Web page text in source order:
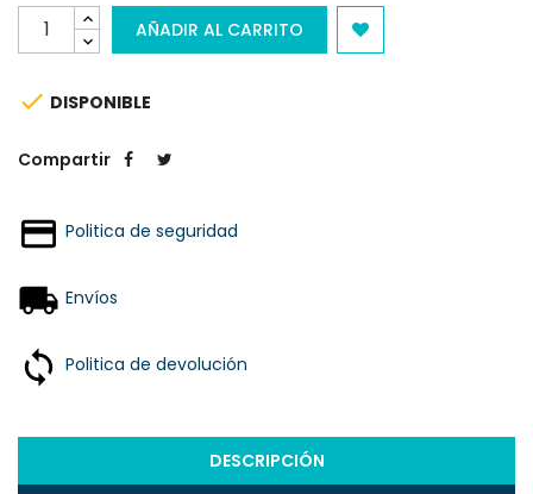
AÑADIR AL CARRITO
 DISPONIBLE
Compartir
Politica de seguridad
Envíos
Politica de devolución
DESCRIPCIÓN